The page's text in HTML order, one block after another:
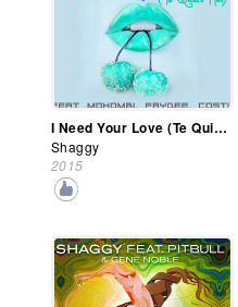
I Need Your Love (Te Quiero Mas)
Shaggy
2015